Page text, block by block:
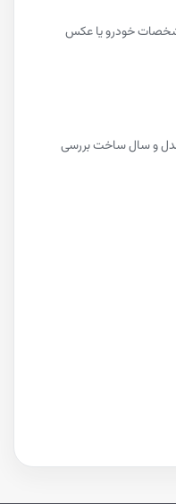
مشخصات خودرو یا عکس
مدل و سال ساخت بررسی